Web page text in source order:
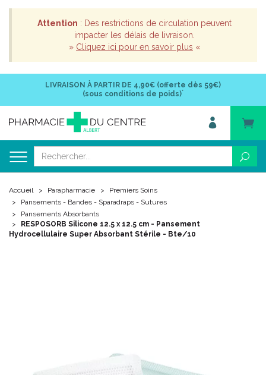
Attention : Des restrictions de circulation peuvent
impacter les délais de livraison.
» Cliquez ici pour en savoir plus «
LIVRAISON À PARTIR DE 4,90€ (offerte dès 59€)
(sous conditions de poids)*
Accueil Parapharmacie
Premiers Soins
Pansements - Bandes - Sparadraps - Sutures
Pansements Absorbants
RESPOSORB Silicone 12.5 x 12.5 cm - Pansement
Hydrocellulaire Super Absorbant Stérile - Bte/10